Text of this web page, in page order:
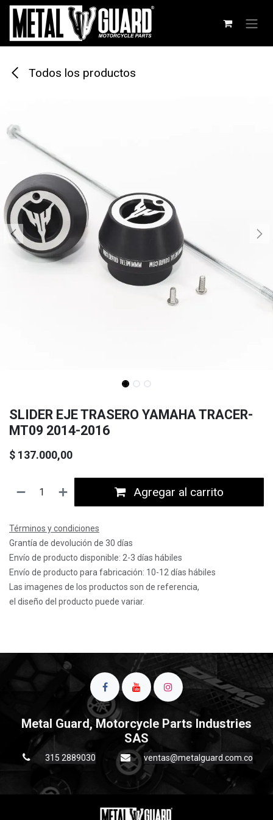
Ir al contenido
Todos los productos
SLIDER EJE TRASERO YAMAHA TRACER-
MT09 2014-2016
$ 137.000,00
Agregar al carrito
Términos y condiciones
Grantía de devolución de 30 días
Envío de producto disponible: 2-3 días hábiles
Envío de producto para fabricación: 10-12 días hábiles
Las imagenes de los productos son de referencia,
el diseño del producto puede variar.
Metal Guard, Motorcycle Parts Industries
SAS
315 2889030 ventas@metalguard.com.co